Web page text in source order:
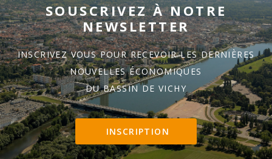
SOUSCRIVEZ À NOTRE
NEWSLETTER
INSCRIVEZ VOUS POUR RECEVOIR LES DERNIÈRES
NOUVELLES ÉCONOMIQUES
DU BASSIN DE VICHY
INSCRIPTION